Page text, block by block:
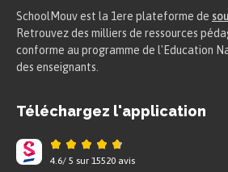
SchoolMouv est la 1ere plateforme de
Retrouvez des milliers de ressources
conforme au programme de l'Education
des enseignants.
Téléchargez l'application
4.6/ 5 sur 15520 avis